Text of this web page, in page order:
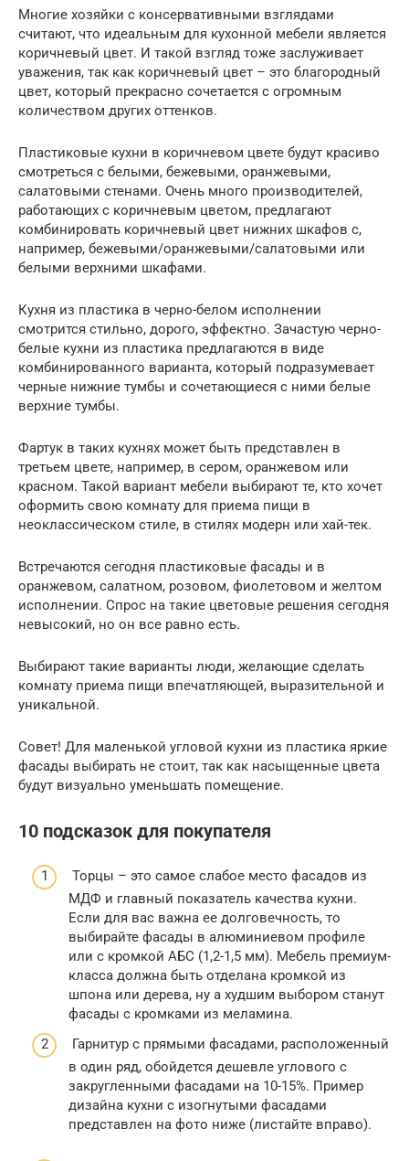
Многие хозяйки с консервативными взглядами
считают, что идеальным для кухонной мебели является
коричневый цвет. И такой взгляд тоже заслуживает
уважения, так как коричневый цвет – это благородный
цвет, который прекрасно сочетается с огромным
количеством других оттенков.
Пластиковые кухни в коричневом цвете будут красиво
смотреться с белыми, бежевыми, оранжевыми,
салатовыми стенами. Очень много производителей,
работающих с коричневым цветом, предлагают
комбинировать коричневый цвет нижних шкафов с,
например, бежевыми/оранжевыми/салатовыми или
белыми верхними шкафами.
Кухня из пластика в черно-белом исполнении
смотрится стильно, дорого, эффектно. Зачастую черно-
белые кухни из пластика предлагаются в виде
комбинированного варианта, который подразумевает
черные нижние тумбы и сочетающиеся с ними белые
верхние тумбы.
Фартук в таких кухнях может быть представлен в
третьем цвете, например, в сером, оранжевом или
красном. Такой вариант мебели выбирают те, кто хочет
оформить свою комнату для приема пищи в
неоклассическом стиле, в стилях модерн или хай-тек.
Встречаются сегодня пластиковые фасады и в
оранжевом, салатном, розовом, фиолетовом и желтом
исполнении. Спрос на такие цветовые решения сегодня
невысокий, но он все равно есть.
Выбирают такие варианты люди, желающие сделать
комнату приема пищи впечатляющей, выразительной и
уникальной.
Совет! Для маленькой угловой кухни из пластика яркие
фасады выбирать не стоит, так как насыщенные цвета
будут визуально уменьшать помещение.
10 подсказок для покупателя
Торцы – это самое слабое место фасадов из
МДФ и главный показатель качества кухни.
Если для вас важна ее долговечность, то
выбирайте фасады в алюминиевом профиле
или с кромкой АБС (1,2-1,5 мм). Мебель премиум-
класса должна быть отделана кромкой из
шпона или дерева, ну а худшим выбором станут
фасады с кромками из меламина.
Гарнитур с прямыми фасадами, расположенный
в один ряд, обойдется дешевле углового с
закругленными фасадами на 10-15%. Пример
дизайна кухни с изогнутыми фасадами
представлен на фото ниже (листайте вправо).